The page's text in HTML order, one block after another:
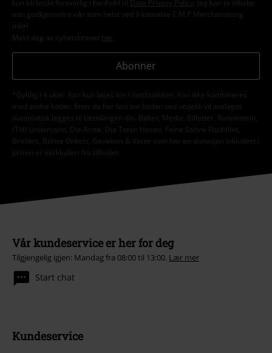
kun bli brukt forsvarlig i henhold til
Data Privacy Policy
. Jeg kan ta tilbake
min godkjennelse når som helst ved å kontakte E.M.P Merchandising
mbH
Meld deg av nyhetsbrevet her
Abonner
*Gyldig i 4 uker. Kan kun løses inn i nettbutikken. Kan ikke kombineres
med andre koder. Etter du har løst inn koden ved utsjekk vil avslaget
automatisk legges til bestillingen din. Bøker, Media, Billetter, Rammstein,
(Till) Lindemann, Die Ärzte, Die Toten Hosen, Feine Sahne Fischfilet,
Broilers, Böhse Onkelz, Gavekort & Varer som har en donasjon inkludert i
prisen er ekskludert fra tilbudet.
Vår kundeservice er her for deg
Tilgjengelig igjen: Mandag fra 08:00 til 13:00. Lær mer
Start chat
Kundeservice